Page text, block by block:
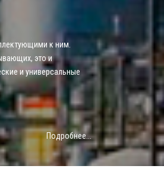
к ним.
это и
и универсальные
Подробнее...